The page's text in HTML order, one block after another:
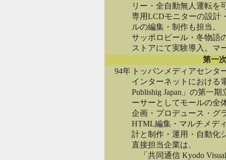
リー・全自動無人運転を
専用LCDモニターの設計
ルの編集・制作も担当。
サッポロビール・冬物語
ストアにて実験導入。マ
第一
94年 トッパンメディアセンタ
インターネットにおける
Publishig Japan」の第一
ーサーとしてモールの全
企画・プロデュース・グ
HTML編集・マルチメデ
計と制作・運用・自動化
直接担当企業は、
「共同通信 Kyodo